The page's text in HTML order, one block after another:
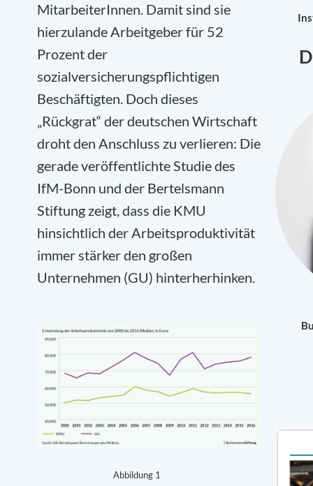
MitarbeiterInnen. Damit sind sie
hierzulande Arbeitgeber für 52
Prozent der
sozialversicherungspflichtigen
Beschäftigten. Doch dieses
„Rückgrat“ der deutschen Wirtschaft
droht den Anschluss zu verlieren: Die
gerade veröffentlichte Studie des
IfM-Bonn und der Bertelsmann
Stiftung zeigt, dass die KMU
hinsichtlich der Arbeitsproduktivität
immer stärker den großen
Unternehmen (GU) hinterherhinken.
Abbildung 1